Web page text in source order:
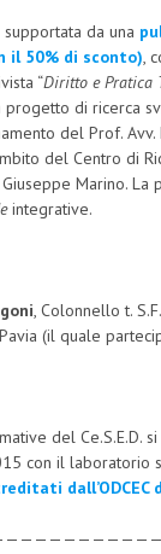
da una
il 50% di sconto),
“Diritto e Pratica
progetto di ricerca
del Prof.
del Centro di
Marino.
integrative.
, Colonnello t.
(il quale
del Ce.S.E.D.
con il laboratorio
dall’ODCEC